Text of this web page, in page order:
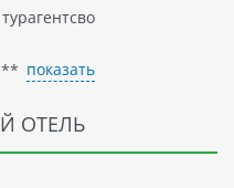
** показать
ОТЕЛЬ